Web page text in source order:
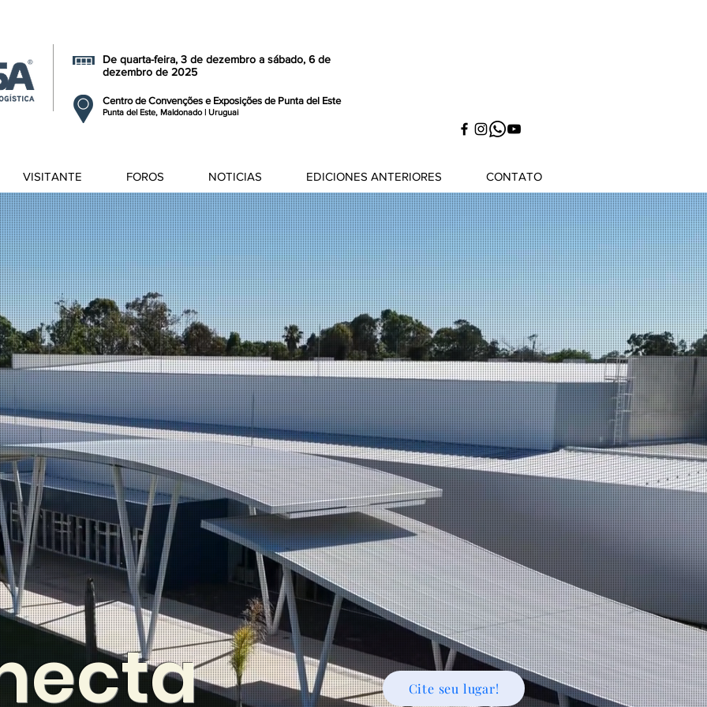
Centro de Convenções e Exposições de Punta del Este
Punta del Este, Maldonado | Uruguai
De quarta-feira, 3 de dezembro a sábado, 6 de
dezembro de 2025
VISITANTE FOROS NOTICIAS EDICIONES ANTERIORES CONTATO
Cite seu lugar!